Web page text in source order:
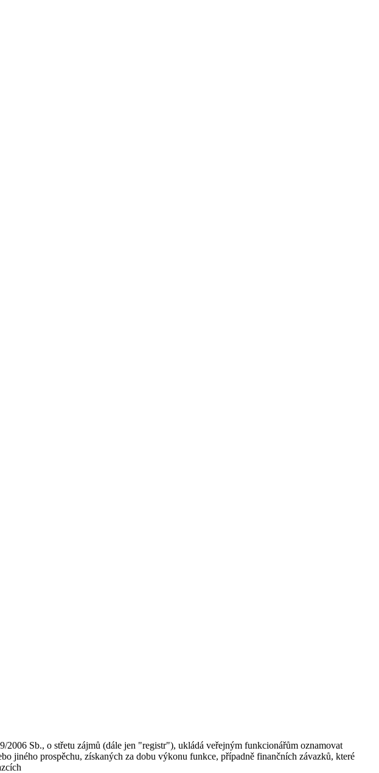
2006 Sb., o střetu zájmů (dále jen "registr"), ukládá veřejným funkcionářům oznamovat
jiného prospěchu, získaných za dobu výkonu funkce, případně finančních závazků, které